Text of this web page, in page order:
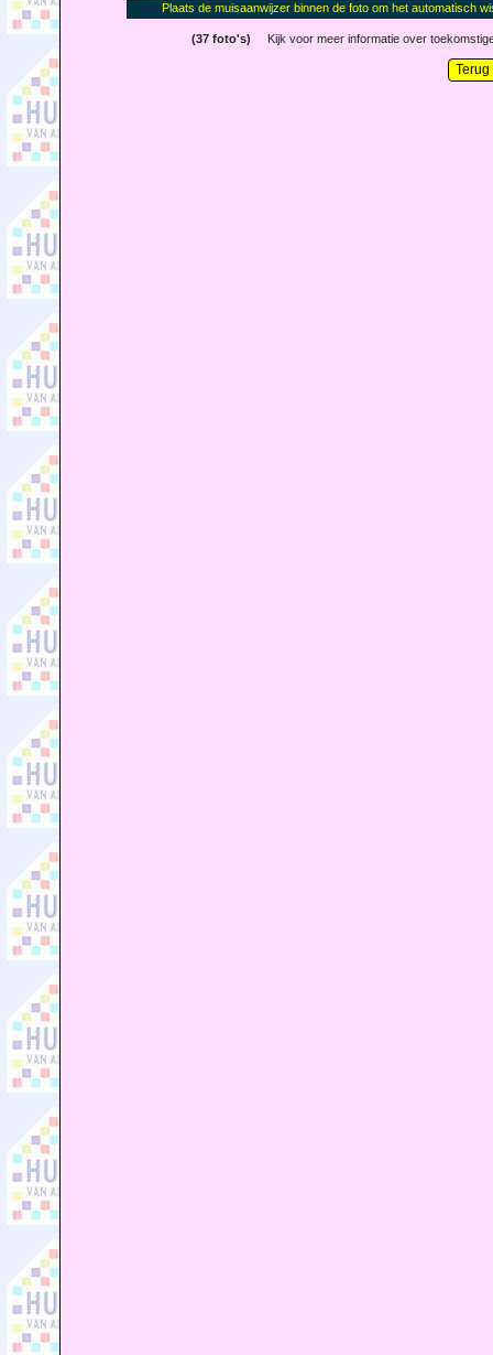
(37 foto's) Kijk voor meer informatie over